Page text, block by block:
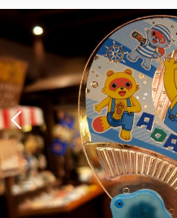
ー）
獲得ポイント 560~
禁煙 57平米（
1~8名 布団×8